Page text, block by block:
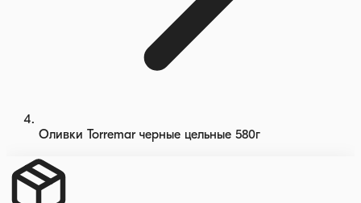
Оливки Torremar черные цельные 580г